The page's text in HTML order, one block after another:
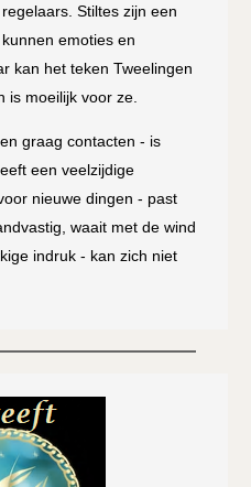
Stiltes zijn een
emoties en
kan het teken Tweelingen
is moeilijk voor ze.
graag contacten - is
een veelzijdige
nieuwe dingen - past
waait met de wind
indruk - kan zich niet